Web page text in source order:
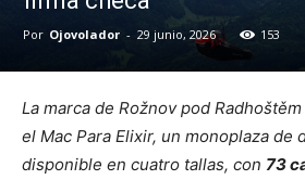
Por Ojovolador - 29 junio, 2026 153
La marca de Rožnov pod
el Mac Para Elixir, un monoplaza de
disponible en cuatro tallas, con 73